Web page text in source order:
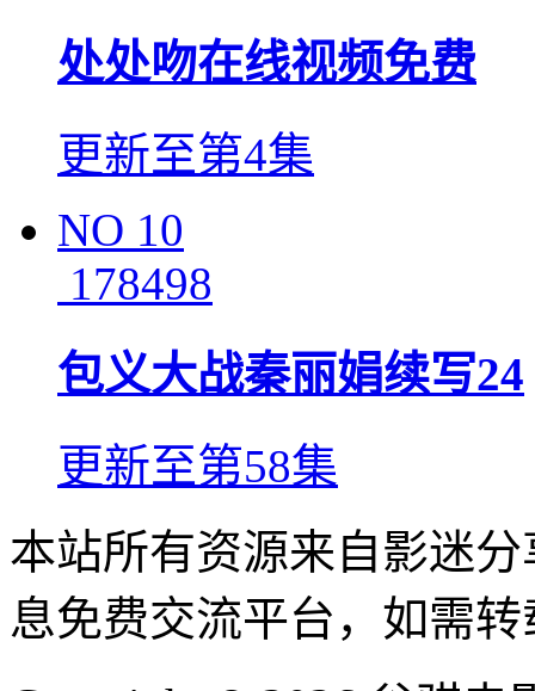
处处吻在线视频免费
更新至第4集
NO 10
178498
包义大战秦丽娟续写24
更新至第58集
本站所有资源来自影迷
息免费交流平台，如需